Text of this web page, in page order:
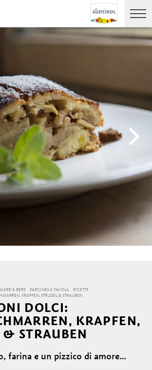
& BERE PARCINES A TAVOLA
RICETTE
KRAPFEN, STRUDEL & STRAUBEN
DOLCI:
KRAPFEN,
& STRAUBEN
farina e un pizzico di amore…